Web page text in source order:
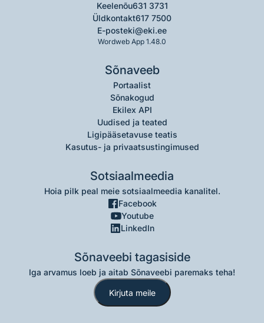
Keelenõu631 3731
Üldkontakt617 7500
E-posteki@eki.ee
Wordweb App 1.48.0
Sõnaveeb
Portaalist
Sõnakogud
Ekilex API
Uudised ja teated
Ligipääsetavuse teatis
Kasutus- ja privaatsustingimused
Sotsiaalmeedia
Hoia pilk peal meie sotsiaalmeedia kanalitel.
Facebook
Youtube
LinkedIn
Sõnaveebi tagasiside
Iga arvamus loeb ja aitab Sõnaveebi paremaks teha!
Kirjuta meile